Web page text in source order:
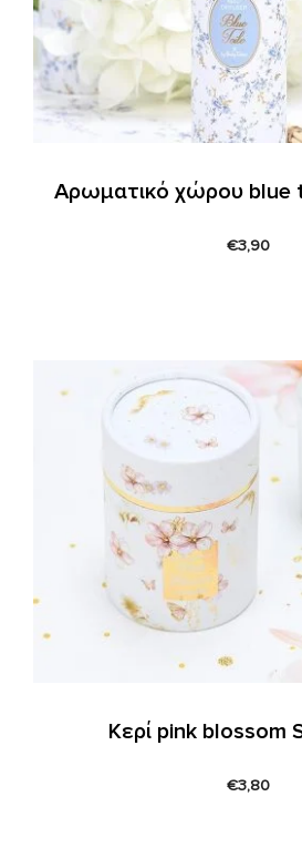
Αρωματικό χώρου blue
€3,90
Κερί pink blossom
€3,80